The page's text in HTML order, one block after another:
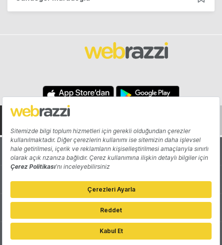
Hakkında Yazarlar
Katkıda Bulun Reklam